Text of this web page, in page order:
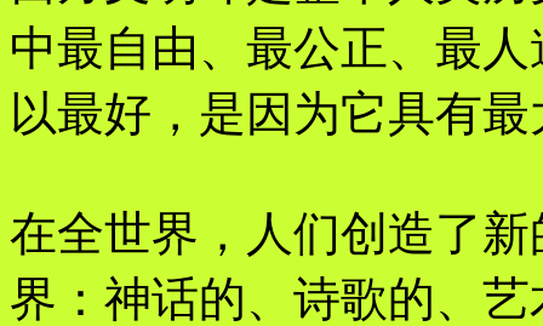
中最自由、最公正、最
以最好，是因为它具有
在全世界，人们创造了
界：神话的、诗歌的、